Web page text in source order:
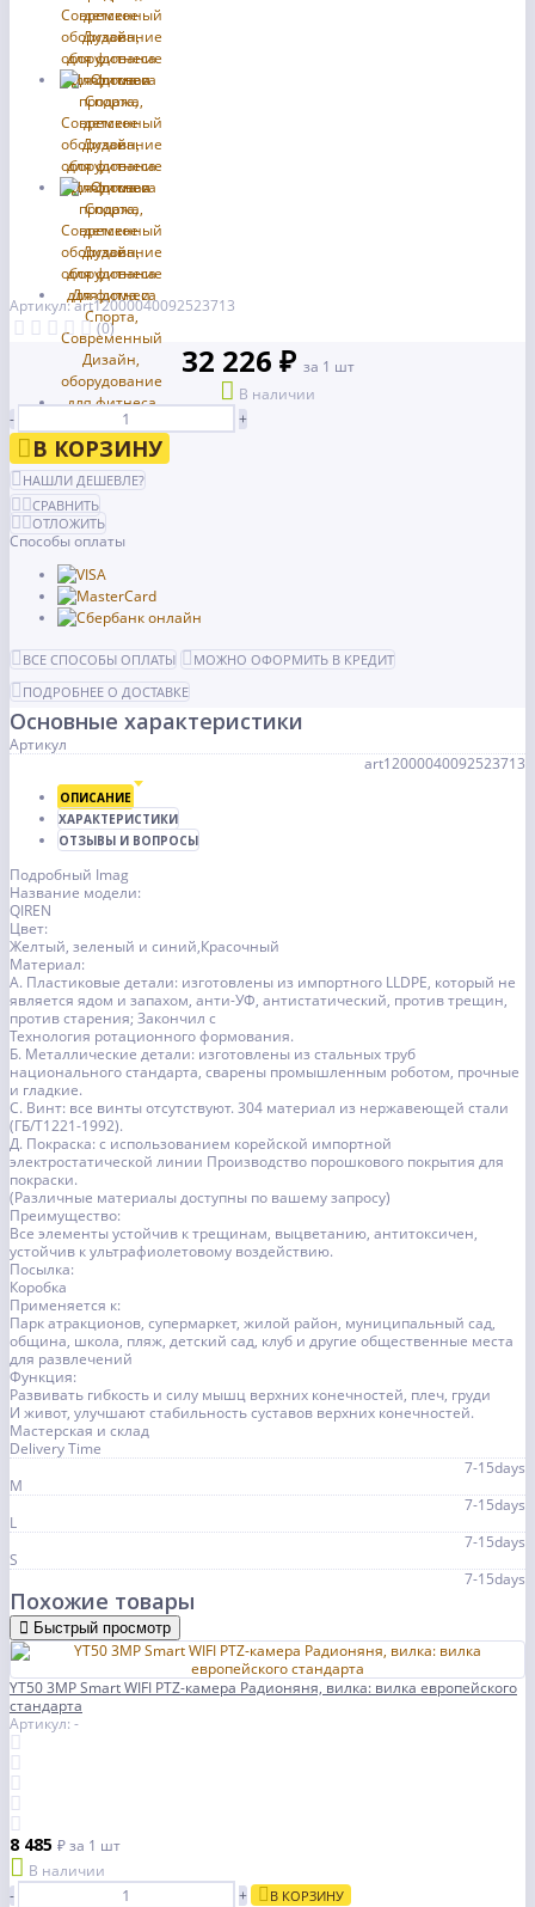
Артикул: art12000040092523713
(0)
32 226 ₽ за 1 шт
В наличии
-
+
В КОРЗИНУ
НАШЛИ ДЕШЕВЛЕ?
СРАВНИТЬ
ОТЛОЖИТЬ
Способы оплаты
ВСЕ СПОСОБЫ ОПЛАТЫ
МОЖНО ОФОРМИТЬ В КРЕДИТ
ПОДРОБНЕЕ О ДОСТАВКЕ
Основные характеристики
Артикул
art12000040092523713
ОПИСАНИЕ
ХАРАКТЕРИСТИКИ
ОТЗЫВЫ И ВОПРОСЫ
Подробный Imag
Название модели:
QIREN
Цвет:
Желтый, зеленый и синий,Красочный
Материал:
А. Пластиковые детали: изготовлены из импортного LLDPE, который не
является ядом и запахом, анти-УФ, антистатический, против трещин,
против старения; Закончил с
Технология ротационного формования.
Б. Металлические детали: изготовлены из стальных труб
национального стандарта, сварены промышленным роботом, прочные
и гладкие.
C. Винт: все винты отсутствуют. 304 материал из нержавеющей стали
(ГБ/T1221-1992).
Д. Покраска: с использованием корейской импортной
электростатической линии Производство порошкового покрытия для
покраски.
(Различные материалы доступны по вашему запросу)
Преимущество:
Все элементы устойчив к трещинам, выцветанию, антитоксичен,
устойчив к ультрафиолетовому воздействию.
Посылка:
Коробка
Применяется к:
Парк атракционов, супермаркет, жилой район, муниципальный сад,
община, школа, пляж, детский сад, клуб и другие общественные места
для развлечений
Функция:
Развивать гибкость и силу мышц верхних конечностей, плеч, груди
И живот, улучшают стабильность суставов верхних конечностей.
Мастерская и склад
Delivery Time
7-15days
M
7-15days
L
7-15days
S
7-15days
Похожие товары
Быстрый просмотр
YT50 3MP Smart WIFI PTZ-камера Радионяня, вилка: вилка европейского
стандарта
Артикул: -
8 485 ₽за 1 шт
В наличии
-
+ В КОРЗИНУ